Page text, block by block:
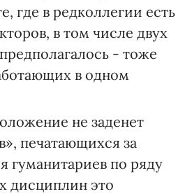
где в редколлегии есть
в том числе двух
- тоже
в одном
не заденет
печатающихся за
гуманитариев по ряду
дисциплин это